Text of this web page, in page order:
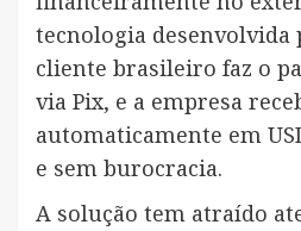
tecnologia desenvolvida
cliente brasileiro faz o
via Pix, e a empresa
automaticamente em
e sem burocracia.
A solução tem atraído